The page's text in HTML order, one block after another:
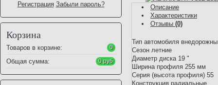
Регистрация Забыли пароль?
Корзина
Товаров в корзине: 0
Общая сумма: 0 руб
Описание
Характеристики
Отзывы (0)
Тип автомобиля
Сезон летние
Диаметр диска 19 "
Ширина профиля 255 мм
Серия (высота профиля) 55
Конструкция радиальные